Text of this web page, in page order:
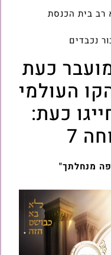
בית הכנסת
נכבדים
כעת
העולמי
כעת:
מנחלתך"